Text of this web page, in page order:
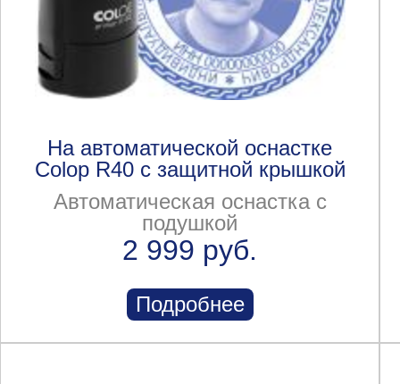
На автоматической оснастке
Colop R40 с защитной крышкой
Автоматическая оснастка с
подушкой
2 999 руб.
Подробнее